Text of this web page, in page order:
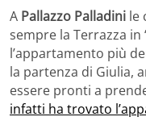
A Pallazzo Palladini le
sempre la Terrazza in
l’appartamento più
la partenza di Giulia,
essere pronti a
infatti ha trovato